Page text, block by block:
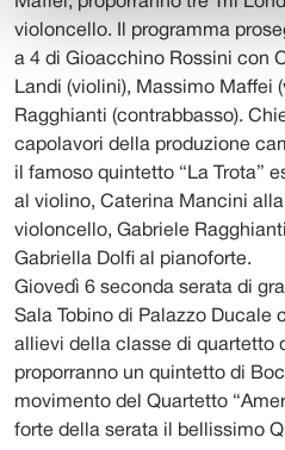
violoncello. Il programma
a 4 di Gioacchino Rossini con
Landi (violini), Massimo Maffei
Ragghianti (contrabbasso).
capolavori della produzione
il famoso quintetto “La Trota”
al violino, Caterina Mancini
violoncello, Gabriele
Gabriella Dolfi al pianoforte.
Giovedì 6 seconda serata di
Sala Tobino di Palazzo Ducale
allievi della classe di quartetto
proporranno un quintetto di
movimento del Quartetto
forte della serata il bellissimo